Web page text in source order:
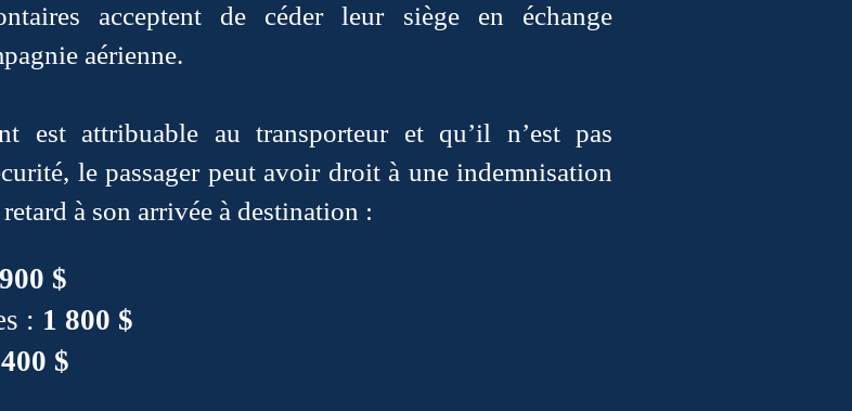
acceptent de céder leur siège en échange
aérienne.
est attribuable au transporteur et qu’il n’est pas
le passager peut avoir droit à une indemnisation
à son arrivée à destination :
900 $
: 1 800 $
$